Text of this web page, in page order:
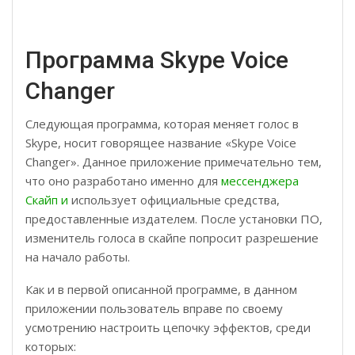
Программа Skype Voice
Changer
Следующая программа, которая меняет голос в
Skype, носит говорящее название «Skype Voice
Changer». Данное приложение примечательно тем,
что оно разработано именно для мессенджера
Скайп и использует официальные средства,
предоставленные издателем. После установки ПО,
изменитель голоса в скайпе попросит разрешение
на начало работы.
Как и в первой описанной программе, в данном
приложении пользователь вправе по своему
усмотрению настроить цепочку эффектов, среди
которых: